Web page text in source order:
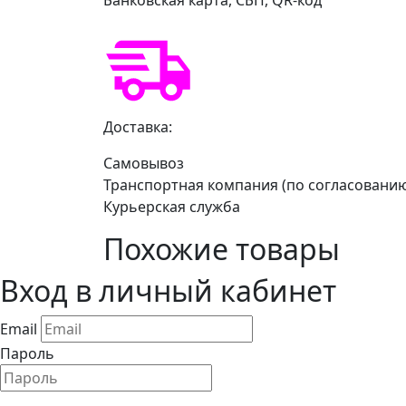
Доставка:
Самовывоз
Транспортная компания (по
Курьерская служба
Похожие товары
Вход в личный кабинет
Email
Пароль